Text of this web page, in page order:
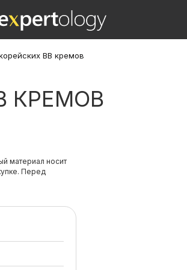
ВВ кремов
КРЕМОВ
материал носит
Перед